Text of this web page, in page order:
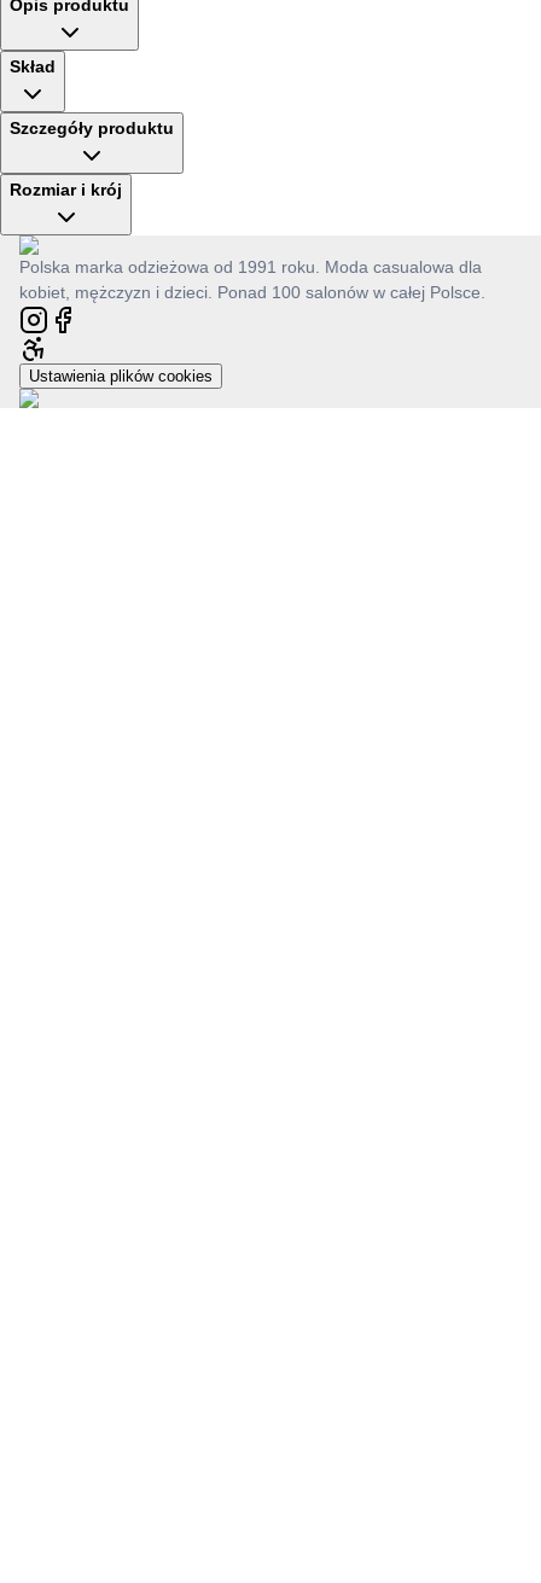
Opis produktu
Skład
Szczegóły produktu
Rozmiar i krój
Polska marka odzieżowa od 1991 roku. Moda casualowa dla
kobiet, mężczyzn i dzieci. Ponad 100 salonów w całej Polsce.
Ustawienia plików cookies